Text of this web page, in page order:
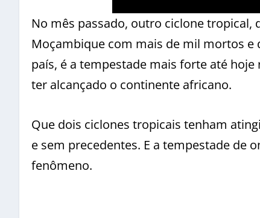
No mês passado, outro ciclone
Moçambique com mais de mil mortos e
país, é a tempestade mais forte até
ter alcançado o continente africano.
Que dois ciclones tropicais tenham
e sem precedentes. E a tempestade de
fenômeno.